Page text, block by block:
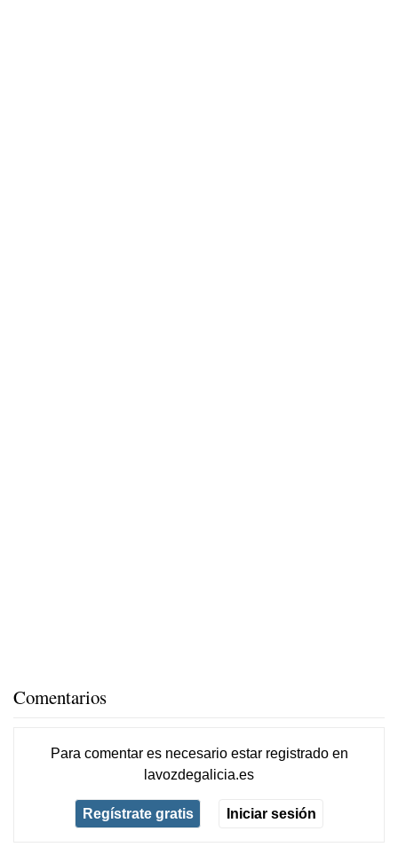
Comentarios
Para comentar es necesario estar registradoen
lavozdegalicia.es
Regístrate gratis Iniciar sesión